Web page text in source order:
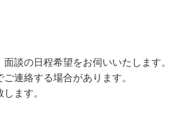
談の日程希望をお伺いいたします。
連絡する場合があります。
ます。